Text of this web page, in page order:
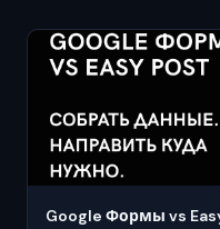
Google Формы vs